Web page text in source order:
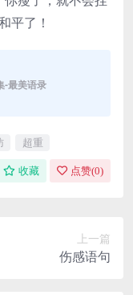
平了！
-最美语录
超重
收藏 点赞(0)
上一篇
伤感语句